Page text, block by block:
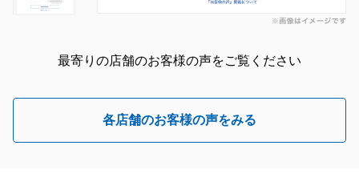
最寄りの店舗のお客様の声をご覧ください
各店舗のお客様の声をみる